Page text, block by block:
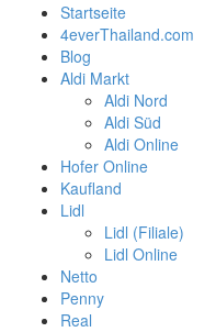
Startseite
4everThailand.com
Blog
Aldi Markt
Aldi Nord
Aldi Süd
Aldi Online
Hofer Online
Kaufland
Lidl
Lidl (Filiale)
Lidl Online
Netto
Penny
Real